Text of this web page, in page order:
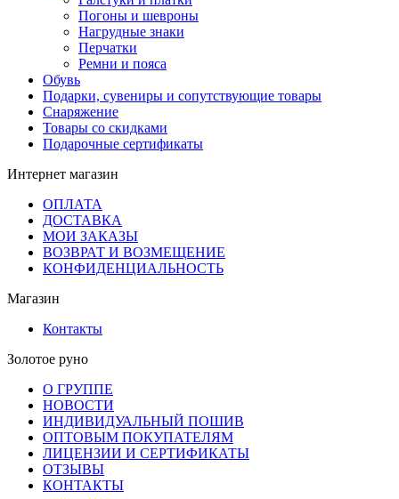
Погоны и шевроны
Нагрудные знаки
Перчатки
Ремни и пояса
Обувь
Подарки, сувениры и сопутствующие товары
Снаряжение
Товары со скидками
Подарочные сертификаты
Интернет магазин
ОПЛАТА
ДОСТАВКА
МОИ ЗАКАЗЫ
ВОЗВРАТ И ВОЗМЕЩЕНИЕ
КОНФИДЕНЦИАЛЬНОСТЬ
Магазин
Контакты
Золотое руно
О ГРУППЕ
НОВОСТИ
ИНДИВИДУАЛЬНЫЙ ПОШИВ
ОПТОВЫМ ПОКУПАТЕЛЯМ
ЛИЦЕНЗИИ И СЕРТИФИКАТЫ
ОТЗЫВЫ
КОНТАКТЫ